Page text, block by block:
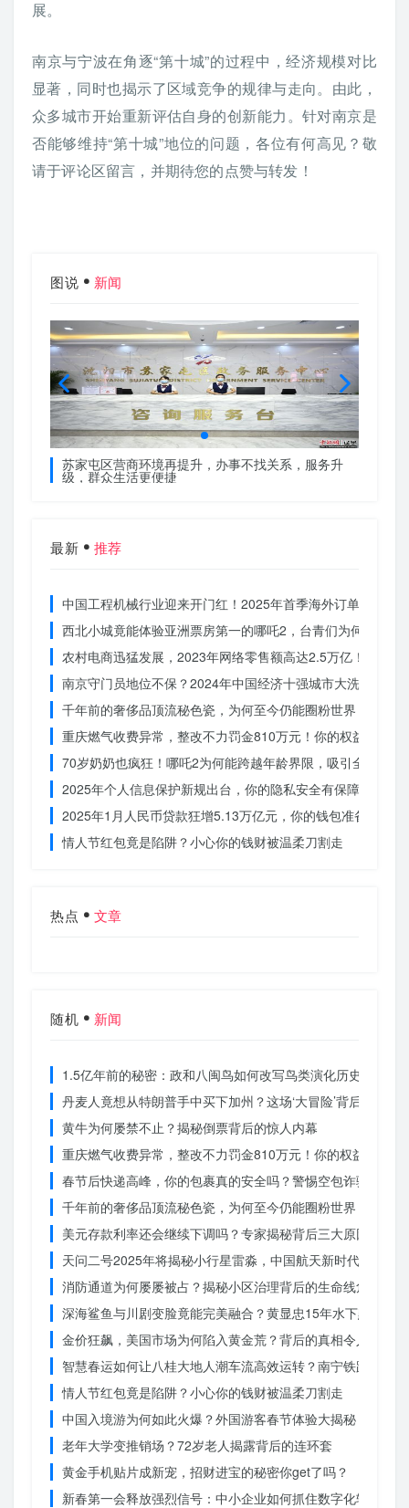
展。
南京与宁波在角逐“第十城”的过程中，经济规模对比
显著，同时也揭示了区域竞争的规律与走向。由此，
众多城市开始重新评估自身的创新能力。针对南京是
否能够维持“第十城”地位的问题，各位有何高见？敬
请于评论区留言，并期待您的点赞与转发！
图说 新闻
苏家屯区营商环境再提升，办事不找关系，服务升
级，群众生活更便捷
最新 推荐
中国工程机械行业迎来开门红！2025年首季海外订单激增，
西北小城竟能体验亚洲票房第一的哪吒2，台青们为何如此惊
农村电商迅猛发展，2023年网络零售额高达2.5万亿！你还在
南京守门员地位不保？2024年中国经济十强城市大洗牌
千年前的奢侈品顶流秘色瓷，为何至今仍能圈粉世界？揭秘
重庆燃气收费异常，整改不力罚金810万元！你的权益被侵犯
70岁奶奶也疯狂！哪吒2为何能跨越年龄界限，吸引全民观影
2025年个人信息保护新规出台，你的隐私安全有保障了吗？
2025年1月人民币贷款狂增5.13万亿元，你的钱包准备好了吗
情人节红包竟是陷阱？小心你的钱财被温柔刀割走
热点 文章
随机 新闻
1.5亿年前的秘密：政和八闽鸟如何改写鸟类演化历史？
丹麦人竟想从特朗普手中买下加州？这场‘大冒险’背后藏着什
黄牛为何屡禁不止？揭秘倒票背后的惊人内幕
重庆燃气收费异常，整改不力罚金810万元！你的权益被侵犯
春节后快递高峰，你的包裹真的安全吗？警惕空包诈骗
千年前的奢侈品顶流秘色瓷，为何至今仍能圈粉世界？揭秘
美元存款利率还会继续下调吗？专家揭秘背后三大原因
天问二号2025年将揭秘小行星雷淼，中国航天新时代即将开
消防通道为何屡屡被占？揭秘小区治理背后的生命线危机
深海鲨鱼与川剧变脸竟能完美融合？黄显忠15年水下默剧惊
金价狂飙，美国市场为何陷入黄金荒？背后的真相令人
智慧春运如何让八桂大地人潮车流高效运转？南宁铁路枢纽
情人节红包竟是陷阱？小心你的钱财被温柔刀割走
中国入境游为何如此火爆？外国游客春节体验大揭秘
老年大学变推销场？72岁老人揭露背后的连环套
黄金手机贴片成新宠，招财进宝的秘密你get了吗？
新春第一会释放强烈信号：中小企业如何抓住数字化转型的